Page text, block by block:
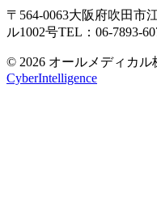
〒564-0063大阪府吹田市
ル1002号TEL：06-7893-
© 2026 オールメディカル
CyberIntelligence